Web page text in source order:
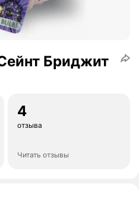
Бриджит
4
отзыва
Читать отзывы